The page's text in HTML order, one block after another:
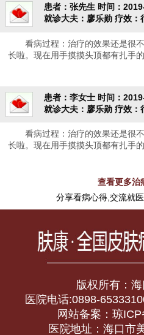
患者：张先生 时间：
就诊大夫：廖乐勋 疗效：
看病过程：治疗的效果还是很
长啦。现在用手摸摸头顶都有扎手
患者：李女士 时间：
就诊大夫：廖乐勋 疗效：
看病过程：治疗的效果还是很
长啦。现在用手摸摸头顶都有扎手
查看更多治
分享看病心得,交流就
版权所有：
医院电话:0898-
网站备案：琼
医院地址：海口市